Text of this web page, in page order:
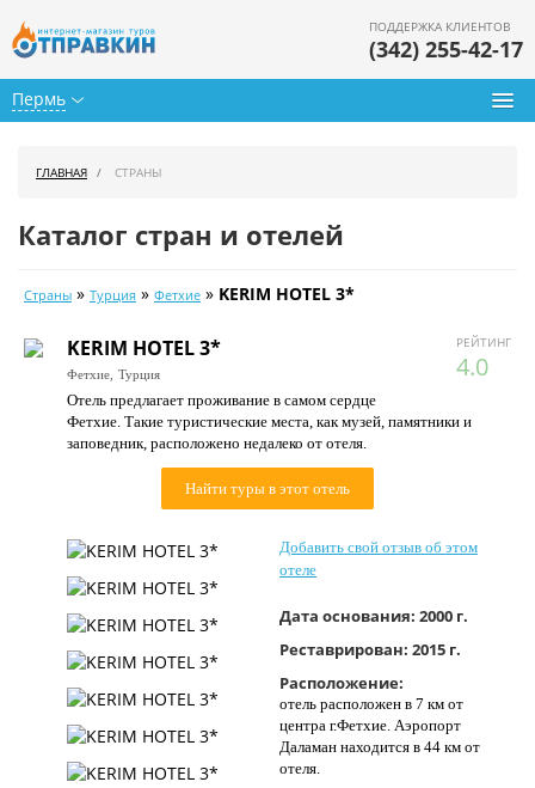
Пермь
ПОДДЕРЖКА КЛИЕНТОВ
(342) 255-42-17
Календарь туров
Цены дня
Страны
Как купить
Контакты
ГЛАВНАЯ СТРАНЫ
Каталог стран и отелей
Страны » Турция » Фетхие » KERIM HOTEL 3*
РЕЙТИНГ
4.0
KERIM HOTEL 3*
Фетхие, Турция
Отель предлагает проживание в самом сердце
Фетхие. Такие туристические места, как музей, памятники и
заповедник, расположено недалеко от отеля.
Найти туры в этот отель
Добавить свой отзыв об этом
отеле
Дата основания: 2000 г.
Реставрирован: 2015 г.
Расположение:
отель расположен в 7 км от
центра г.Фетхие. Аэропорт
Даламан находится в 44 км от
отеля.